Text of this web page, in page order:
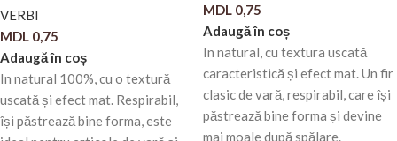
VERBI
MDL 0,75
Adaugă în coș
In natural 100%, cu o textură
uscată și efect mat. Respirabil,
își păstrează bine forma, este
MDL 0,75
Adaugă în coș
In natural, cu textura uscată
caracteristică și efect mat. Un fir
clasic de vară, respirabil, care își
păstrează bine forma și devine
mai moale după spălare.